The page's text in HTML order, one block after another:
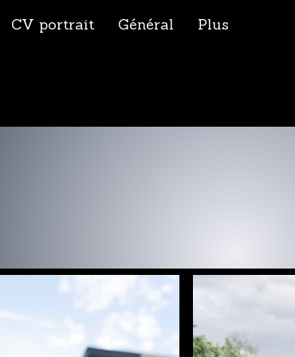
CV portrait Général Plus